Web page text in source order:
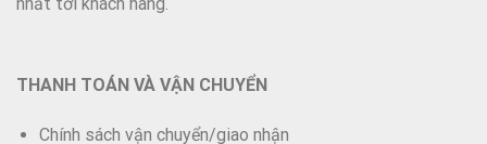
THANH TOÁN VÀ VẬN CHUYỂN
Chính sách vận chuyển/giao nhận